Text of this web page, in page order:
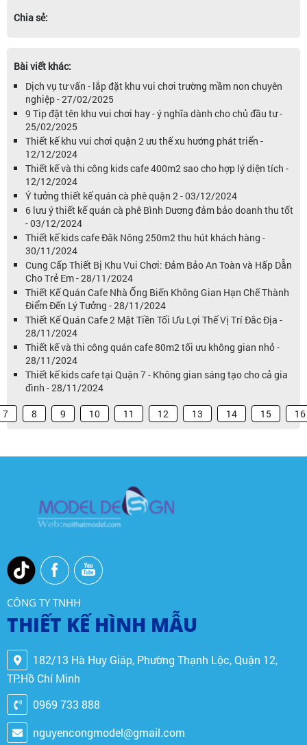
Chia sẻ:
Bài viết khác:
Dịch vụ tư vấn - lắp đặt khu vui chơi trường mầm non chuyên
nghiệp - 27/02/2025
9 Tip đặt tên khu vui chơi hay - ý nghĩa dành cho chủ đầu tư -
25/02/2025
Thiết kế khu vui chơi quận 2 ưu thế xu hướng phát triển -
12/12/2024
Thiết kế và thi công kids cafe 400m2 sao cho hợp lý diện tích -
12/12/2024
Ý tưởng thiết kế quán cà phê quận 2 - 03/12/2024
6 lưu ý thiết kế quán cà phê Bình Dương đảm bảo doanh thu tốt
- 03/12/2024
Thiết kế kids cafe Đăk Nông 250m2 thu hút khách hàng -
30/11/2024
Cung Cấp Thiết Bị Khu Vui Chơi: Đảm Bảo An Toàn và Hấp Dẫn
Cho Trẻ Em - 28/11/2024
Thiết Kế Quán Cafe Nhà Ống Biến Không Gian Hạn Chế Thành
Điểm Đến Lý Tưởng - 28/11/2024
Thiết Kế Quán Cafe 2 Mặt Tiền Tối Ưu Lợi Thế Vị Trí Đắc Địa -
28/11/2024
Thiết kế và thi công quán cafe 80m2 tối ưu không gian nhỏ -
28/11/2024
Thiết kế kids cafe tại Quận 7 - Không gian sáng tạo cho cả gia
đình - 28/11/2024
7 8 9 10 11 12 13 14 15 16
CÔNG TY TNHH
THIẾT KẾ HÌNH MẪU
182/13 Hà Huy Giáp, Phường Thạnh Lộc, Quận 12,
TP.Hồ Chí Minh
0969 733 888
nguyencongmodel@gmail.com